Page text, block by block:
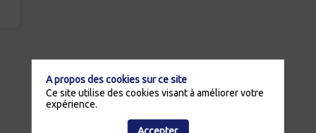
A propos des cookies sur ce site
Ce site utilise des cookies visant à améliorer votre
expérience.
Accepter